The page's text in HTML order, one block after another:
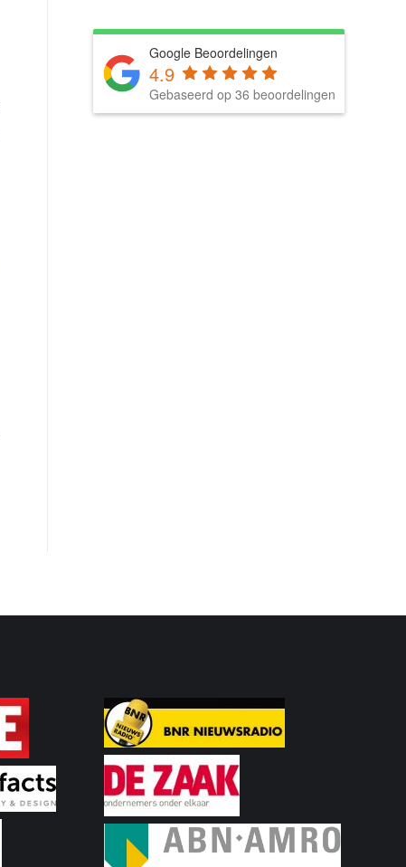
Google Beoordelingen
4.9
Gebaseerd op 36 beoordelingen